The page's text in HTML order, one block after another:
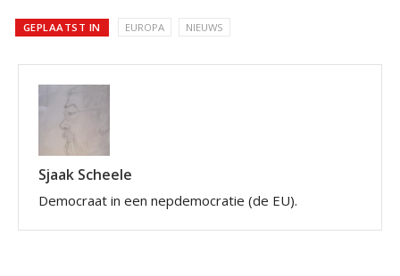
GEPLAATST IN EUROPA NIEUWS
Sjaak Scheele
Democraat in een nepdemocratie (de EU).